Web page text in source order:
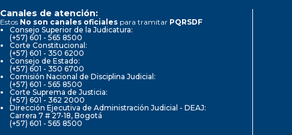
Canales de atención:
Estos No son canales oficiales para tramitar PQRSDF
Consejo Superior de la Judicatura:
(+57) 601 - 565 8500
Corte Constitucional:
(+57) 601 - 350 6200
Consejo de Estado:
(+57) 601 - 350 6700
Comisión Nacional de Disciplina Judicial:
(+57) 601 - 565 8500
Corte Suprema de Justicia:
(+57) 601 - 362 2000
Dirección Ejecutiva de Administración Judicial - DEAJ:
Carrera 7 # 27-18, Bogotá
(+57) 601 - 565 8500